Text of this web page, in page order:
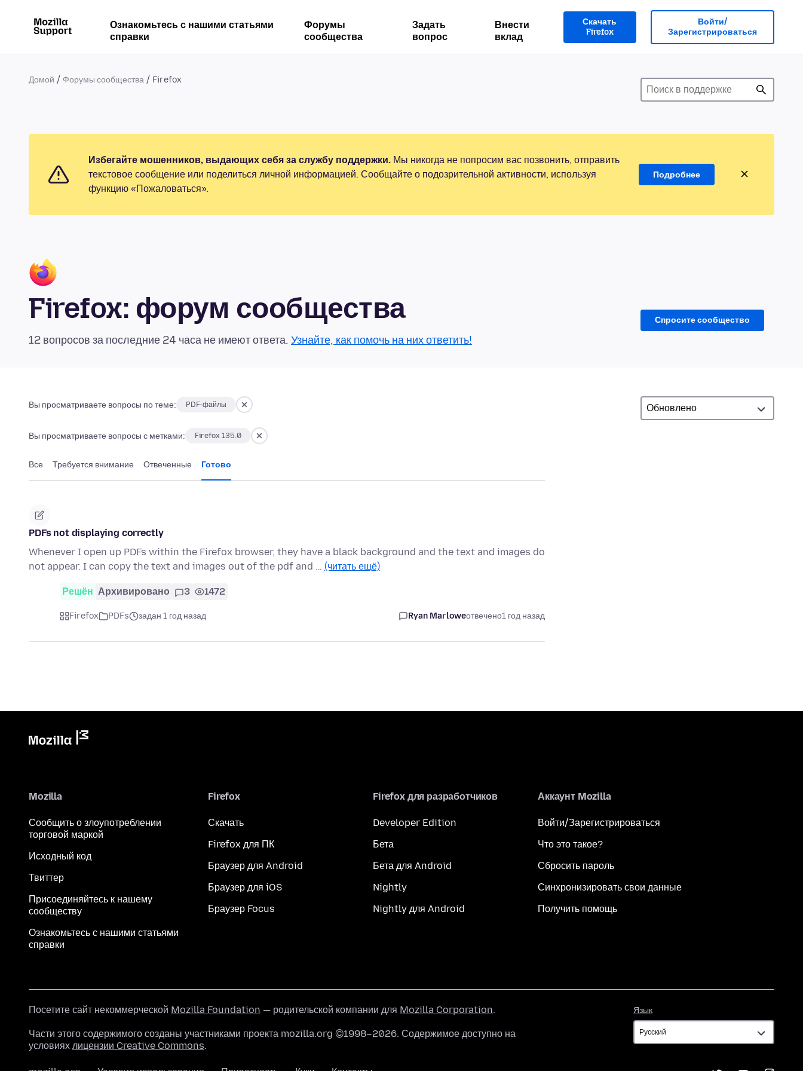
Ознакомьтесь с нашими статьями
справки
Форумы
сообщества
Задать
вопрос
Внести
вклад
Скачать
Firefox
Войти/
Зарегистрироваться
Домой Форумы сообщества Firefox
Избегайте мошенников, выдающих себя за службу поддержки. Мы никогда не попросим вас позвонить, отправить
текстовое сообщение или поделиться личной информацией. Сообщайте о подозрительной активности, используя
функцию «Пожаловаться».
Подробнее
Firefox: форум сообщества
12 вопросов за последние 24 часа не имеют ответа. Узнайте, как помочь на них ответить!
Спросите сообщество
Вы просматриваете вопросы по теме: PDF-файлы
Вы просматриваете вопросы с метками: Firefox 135.0
Все Требуется внимание Отвеченные Готово
PDFs not displaying correctly
Whenever I open up PDFs within the Firefox browser, they have a black background and the text and images do
not appear. I can copy the text and images out of the pdf and … (читать ещё)
Решён Архивировано 3 1472
Firefox PDFs задан 1 год назад Ryan Marloweотвечено1 год назад
Mozilla
Сообщить о злоупотреблении
торговой маркой
Исходный код
Твиттер
Присоединяйтесь к нашему
сообществу
Ознакомьтесь с нашими статьями
справки
Firefox
Скачать
Firefox для ПК
Браузер для Android
Браузер для iOS
Браузер Focus
Firefox для разработчиков
Developer Edition
Бета
Бета для Android
Nightly
Nightly для Android
Аккаунт Mozilla
Войти/Зарегистрироваться
Что это такое?
Сбросить пароль
Синхронизировать свои данные
Получить помощь
Язык
Посетите сайт некоммерческой Mozilla Foundation — родительской компании для Mozilla Corporation.
Части этого содержимого созданы участниками проекта mozilla.org ©1998–2026. Содержимое доступно на
условиях лицензии Creative Commons.